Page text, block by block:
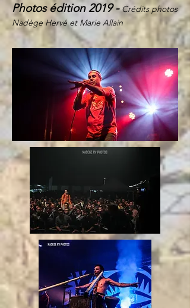
Photos édition 2019 -Crédits photos
Nadège Hervé et Marie Allain